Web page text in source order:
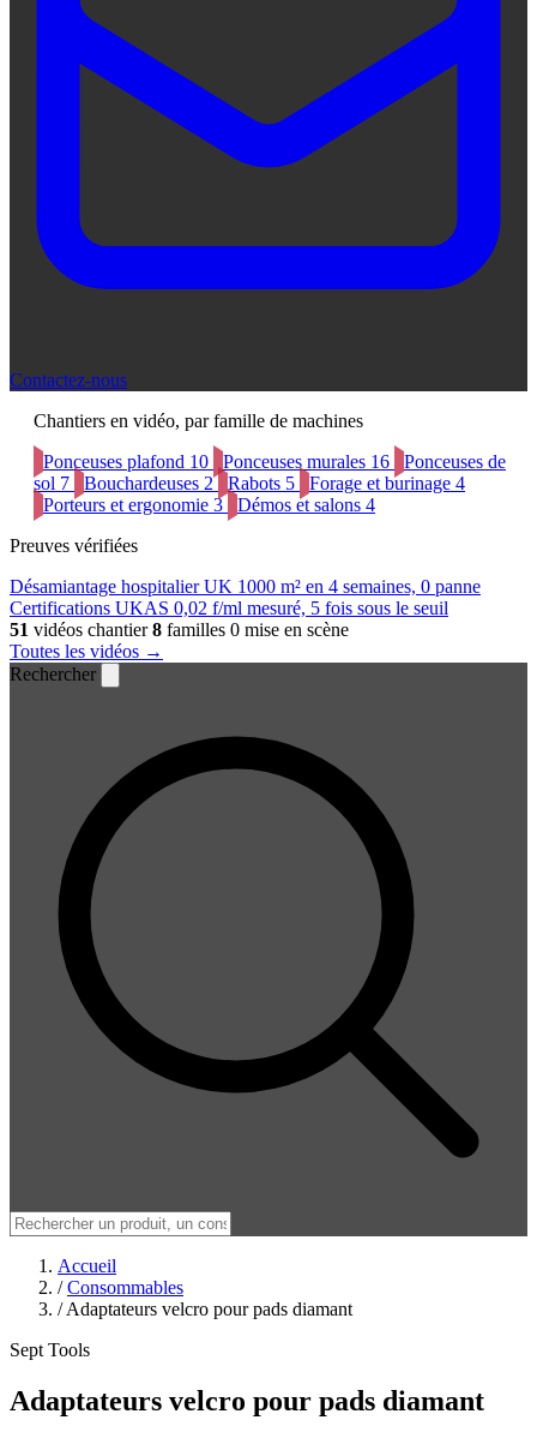
Contactez-nous
Chantiers en vidéo, par famille de machines
Ponceuses plafond 10 Ponceuses murales 16
Ponceuses de
sol 7 Bouchardeuses 2 Rabots 5 Forage et burinage 4
Porteurs et ergonomie 3 Démos et salons 4
Preuves vérifiées
Désamiantage hospitalier UK 1000 m² en 4 semaines, 0 panne
Certifications UKAS 0,02 f/ml mesuré, 5 fois sous le seuil
51 vidéos chantier8 familles 0 mise en scène
Toutes les vidéos →
Rechercher
Accueil
/ Consommables
/ Adaptateurs velcro pour pads diamant
Sept Tools
Adaptateurs velcro pour pads diamant